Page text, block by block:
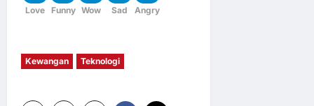
Love
Funny Wow
Sad
Angry
Kewangan Teknologi